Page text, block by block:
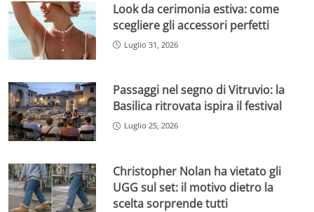
Look da cerimonia estiva: come
scegliere gli accessori perfetti
Luglio 31, 2026
Passaggi nel segno di Vitruvio: la
Basilica ritrovata ispira il festival
Luglio 25, 2026
Christopher Nolan ha vietato gli
UGG sul set: il motivo dietro la
scelta sorprende tutti